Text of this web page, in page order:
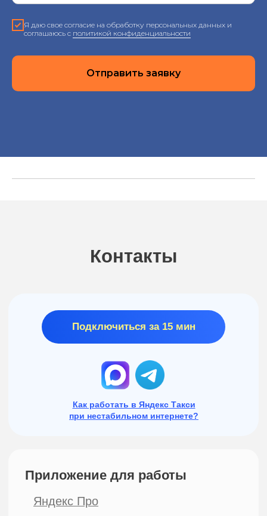
Я даю свое согласие на обработку персональных данных и
соглашаюсь с политикой конфиденциальности
Отправить заявку